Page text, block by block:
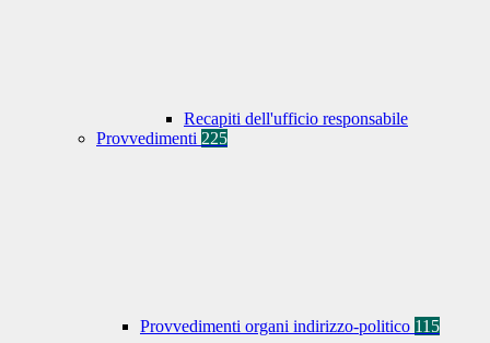
Recapiti dell'ufficio responsabile
Provvedimenti 225
Provvedimenti organi indirizzo-politico 115